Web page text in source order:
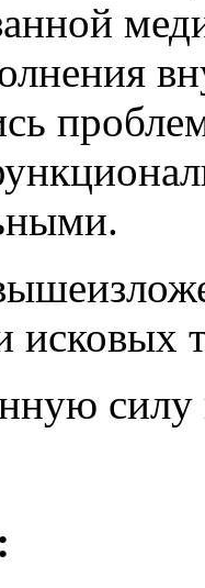
исковых
силу